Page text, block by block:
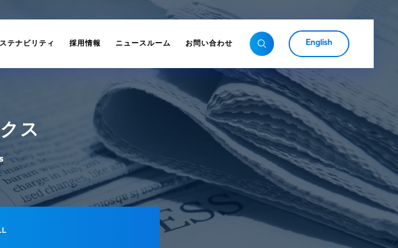
テナビリティ 採用情報 ニュースルーム お問い合わせ English
ス